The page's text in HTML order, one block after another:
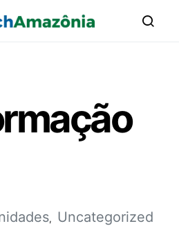
Uncategorized